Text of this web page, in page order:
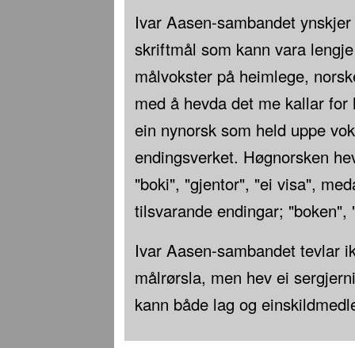
Ivar Aasen-sambandet
skriftmål som kann vara
målvokster på heimlege,
med å hevda det me kallar
ein nynorsk som held uppe
endingsverket. Høgnorsken
"boki", "gjentor", "ei visa",
tilsvarande endingar; "boken",
Ivar Aasen-sambandet tevlar
målrørsla, men hev ei
kann både lag og